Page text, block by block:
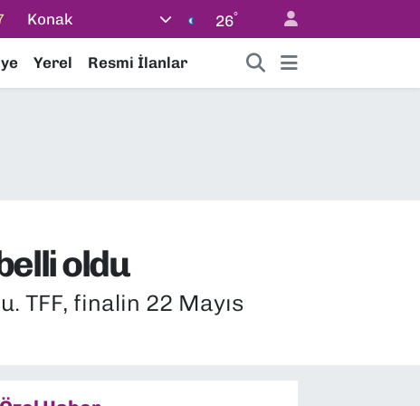
Konak 26°
Yerel Resmi İlanlar
oldu
TFF, finalin 22 Mayıs